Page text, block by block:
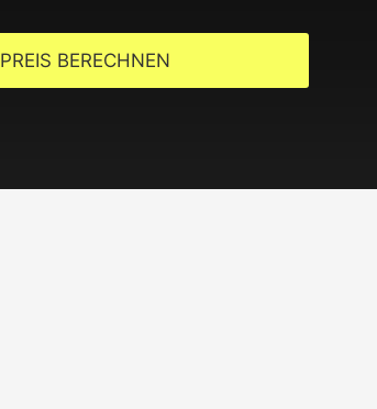
PREIS BERECHNEN